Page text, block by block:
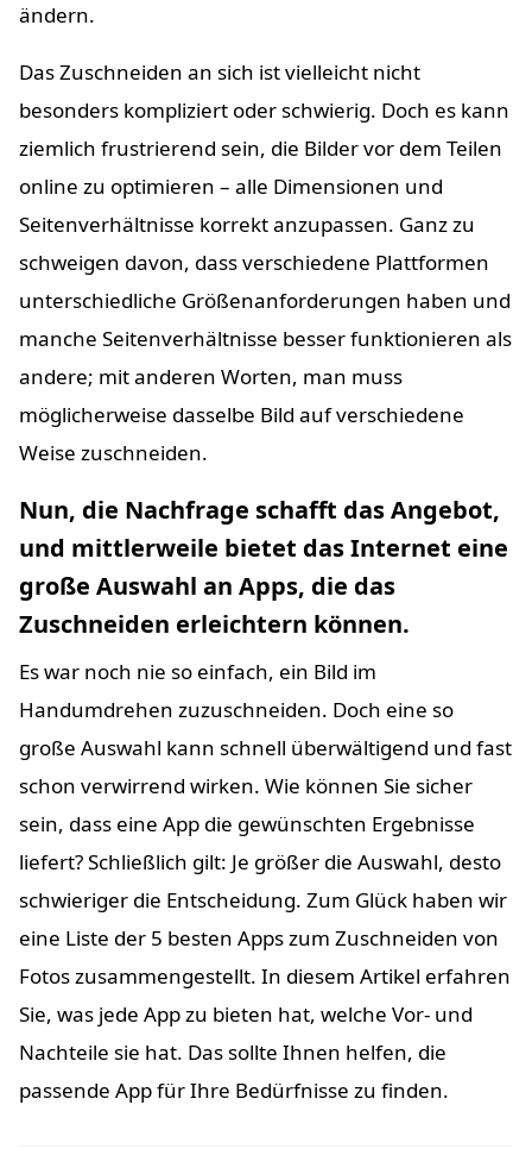
ändern.
Das Zuschneiden an sich ist vielleicht nicht
besonders kompliziert oder schwierig. Doch es kann
ziemlich frustrierend sein, die Bilder vor dem Teilen
online zu optimieren – alle Dimensionen und
Seitenverhältnisse korrekt anzupassen. Ganz zu
schweigen davon, dass verschiedene Plattformen
unterschiedliche Größenanforderungen haben und
manche Seitenverhältnisse besser funktionieren als
andere; mit anderen Worten, man muss
möglicherweise dasselbe Bild auf verschiedene
Weise zuschneiden.
Nun, die Nachfrage schafft das Angebot,
und mittlerweile bietet das Internet eine
große Auswahl an Apps, die das
Zuschneiden erleichtern können.
Es war noch nie so einfach, ein Bild im
Handumdrehen zuzuschneiden. Doch eine so
große Auswahl kann schnell überwältigend und fast
schon verwirrend wirken. Wie können Sie sicher
sein, dass eine App die gewünschten Ergebnisse
liefert? Schließlich gilt: Je größer die Auswahl, desto
schwieriger die Entscheidung. Zum Glück haben wir
eine Liste der 5 besten Apps zum Zuschneiden von
Fotos zusammengestellt. In diesem Artikel erfahren
Sie, was jede App zu bieten hat, welche Vor- und
Nachteile sie hat. Das sollte Ihnen helfen, die
passende App für Ihre Bedürfnisse zu finden.